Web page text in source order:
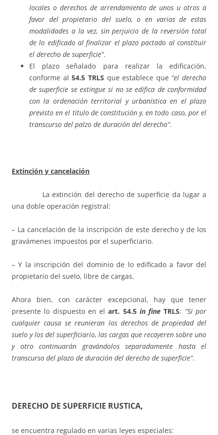
locales o derechos de arrendamiento de unos u otros a
favor del propietario del suelo, o en varias de estas
modalidades a la vez, sin perjuicio de la reversión total
de lo edificado al finalizar el plazo pactado al constituir
el derecho de superficie”.
El plazo señalado para realizar la edificación,
conforme al54.5 TRLS que establece que “el derecho
de superficie se extingue si no se edifica de conformidad
con la ordenación territorial y urbanística en el plazo
previsto en el título de constitución y, en todo caso, por el
transcurso del palzo de duración del derecho”.
Extinción y cancelación
La extinción del derecho de superficie da lugar a
una doble operación registral:
– La cancelación de la inscripción de este derecho y de los
gravámenes impuestos por el superficiario.
– Y la inscripción del dominio de lo edificado a favor del
propietario del suelo, libre de cargas.
Ahora bien, con carácter excepcional, hay que tener
presente lo dispuesto en elart. 54.5 in fineTRLS: “Si por
cualquier causa se reunieran los derechos de propiedad del
suelo y los del superficiario, las cargas que recayeren sobre uno
y otro continuarán gravándolos separadamente hasta el
transcurso del plazo de duración del derecho de superficie”.
DERECHO DE SUPERFICIE RUSTICA,
se encuentra regulado en varias leyes especiales: